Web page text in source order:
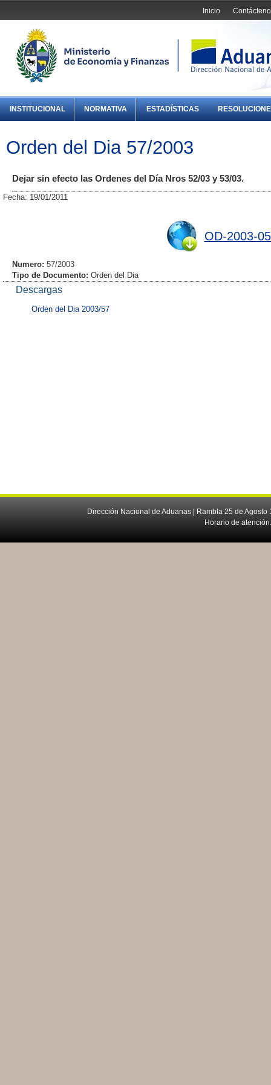
Inicio
INSTITUCIONAL NORMATIVA ESTADÍSTICAS
Orden del Dia 57/2003
Dejar sin efecto las Ordenes del Día Nros 52/03 y 53/03.
Fecha: 19/01/2011
OD-2003-
Numero: 57/2003
Tipo de Documento: Orden del Dia
Descargas
Orden del Dia 2003/57
Dirección Nacional de Aduanas | Rambla 25 de
Horario de